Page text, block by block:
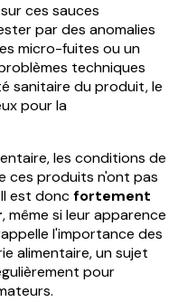
ces sauces
par des anomalies
micro-fuites ou un
techniques
sanitaire du produit, le
pour la
les conditions de
ces produits n'ont pas
est doncfortement
, même si leur apparence
l'importance des
alimentaire, un sujet
pour